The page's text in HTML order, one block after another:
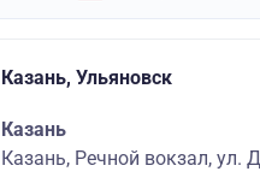
Казань, Ульяновск
Казань
Казань, Речной вокзал, ул.